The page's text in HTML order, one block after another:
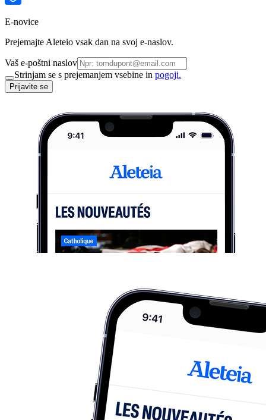
E-novice
Prejemajte Aleteio vsak dan na svoj e-naslov.
Vaš e-poštni naslov
Strinjam se s prejemanjem vsebine in pogoji.
Prijavite se